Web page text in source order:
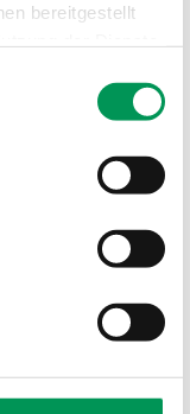
bereitgestellt